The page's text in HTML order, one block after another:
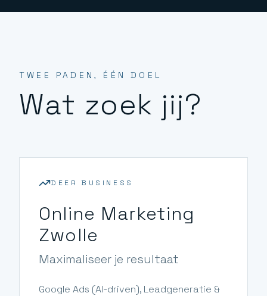
TWEE PADEN, ÉÉN DOEL
Wat zoek jij?
DEER BUSINESS
Online Marketing
Zwolle
Maximaliseer je resultaat
Google Ads (AI-driven), Leadgeneratie &